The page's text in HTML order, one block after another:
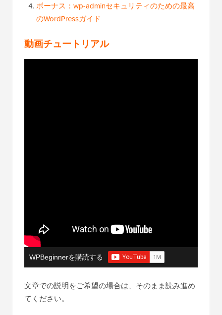
ボーナス：wp-adminセキュリティのための最高
のWordPressガイド
動画チュートリアル
WPBeginnerを購読する
文章での説明をご希望の場合は、そのまま読み進め
てください。